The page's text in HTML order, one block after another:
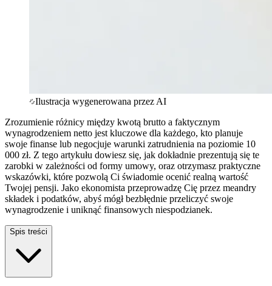
Ilustracja wygenerowana przez AI
Zrozumienie różnicy między kwotą brutto a faktycznym
wynagrodzeniem netto jest kluczowe dla każdego, kto planuje
swoje finanse lub negocjuje warunki zatrudnienia na poziomie 10
000 zł. Z tego artykułu dowiesz się, jak dokładnie prezentują się te
zarobki w zależności od formy umowy, oraz otrzymasz praktyczne
wskazówki, które pozwolą Ci świadomie ocenić realną wartość
Twojej pensji. Jako ekonomista przeprowadzę Cię przez meandry
składek i podatków, abyś mógł bezbłędnie przeliczyć swoje
wynagrodzenie i uniknąć finansowych niespodzianek.
Spis treści